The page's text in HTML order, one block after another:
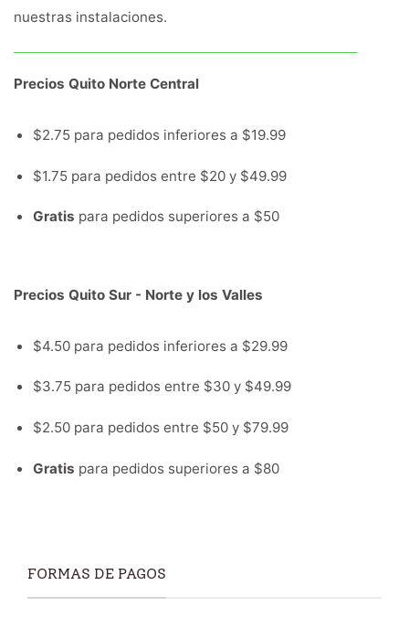
nuestras instalaciones.
Precios Quito Norte Central
$2.75 para pedidos inferiores a $19.99
$1.75 para pedidos entre $20 y $49.99
Gratis para pedidos superiores a $50
Precios Quito Sur - Norte y los Valles
$4.50 para pedidos inferiores a $29.99
$3.75 para pedidos entre $30 y $49.99
$2.50 para pedidos entre $50 y $79.99
Gratis para pedidos superiores a $80
FORMAS DE PAGOS